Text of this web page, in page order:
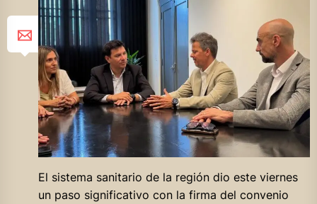
El sistema sanitario de la región dio este viernes
un paso significativo con la firma del convenio